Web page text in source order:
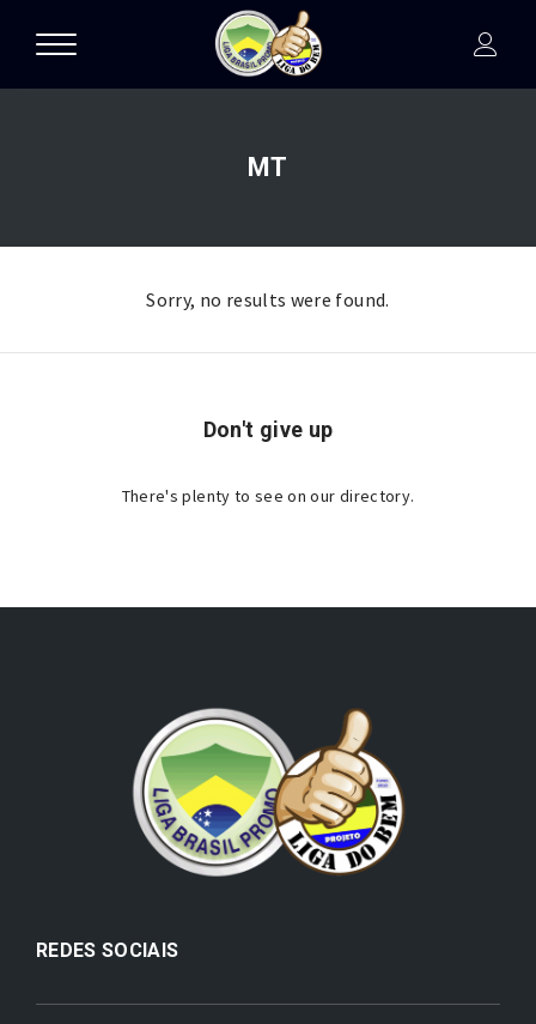
MT
Sorry, no results were found.
Don't give up
There's plenty to see on our directory.
REDES SOCIAIS